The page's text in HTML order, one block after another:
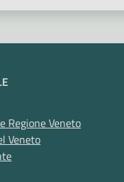
Regione Veneto
Veneto